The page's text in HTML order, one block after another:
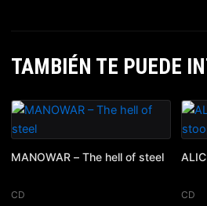
TAMBIÉN TE PUEDE
MANOWAR – The hell of steel
CD CD